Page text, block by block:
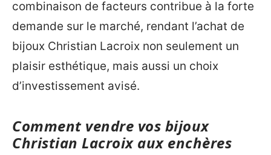
combinaison de facteurs contribue à la forte
demande sur le marché, rendant l’achat de
bijoux Christian Lacroix non seulement un
plaisir esthétique, mais aussi un choix
d’investissement avisé.
Comment vendre vos bijoux
Christian Lacroix aux enchères